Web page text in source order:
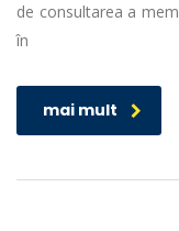
de consultarea a
în
mai mult